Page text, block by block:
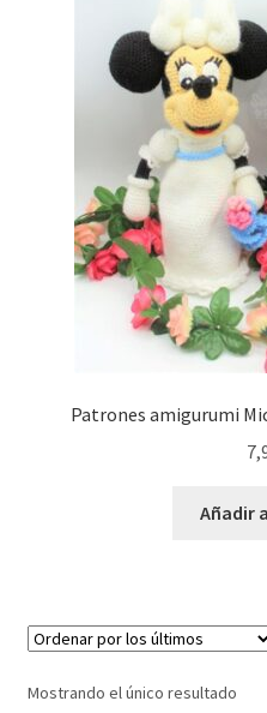
Patrones amigurumi
Añadir
Mostrando el único resultado